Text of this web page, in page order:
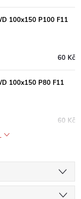
100x150 P100 F11
60 Kč
100x150 P80 F11
60 Kč